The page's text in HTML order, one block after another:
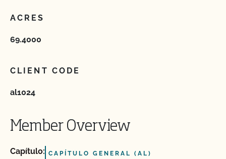
ACRES
69.4000
CLIENT CODE
al1024
Member Overview
Capítulo: CAPÍTULO GENERAL (AL)